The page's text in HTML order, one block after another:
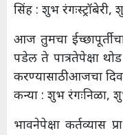
सिंह : शुभ
आज तुमचा
पडेल ते पात्रतेपेक्षा
करण्यासाठी आजचा
कन्या : शुभ रंगःनिळा,
भावनेपेक्षा कर्तव्यास